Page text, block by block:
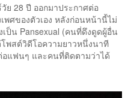
ย 28 ปี ออกมาประกาศต่อ
ศของตัวเอง หลังก่อนหน้านี้ไม่
ป็น Pansexual (คนที่ดึงดูดผู้อื่น
พสต์วิดีโอความยาวหนึ่งนาที
อแฟนๆ และคนที่ติดตามว่าได้